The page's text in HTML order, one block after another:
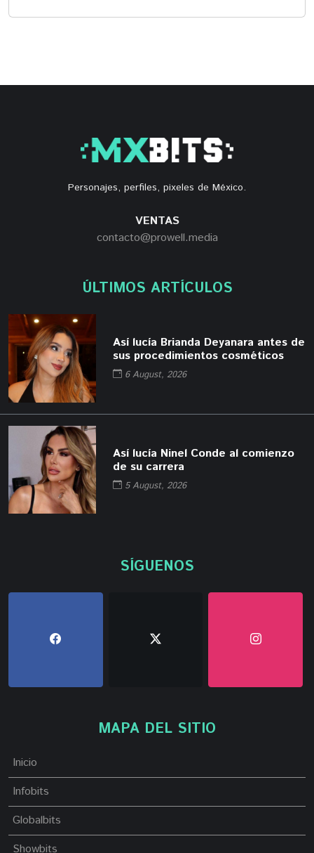
Personajes, perfiles, pixeles de México.
VENTAS
contacto@prowell.media
ÚLTIMOS ARTÍCULOS
Así lucía Brianda Deyanara antes de
sus procedimientos cosméticos
6 August, 2026
Así lucía Ninel Conde al comienzo
de su carrera
5 August, 2026
SÍGUENOS
MAPA DEL SITIO
Inicio
Infobits
Globalbits
Showbits